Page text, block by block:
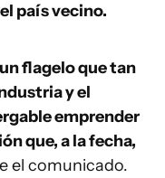
país vecino.
flagelo que tan
y el
emprender
que, a la fecha,
el comunicado.